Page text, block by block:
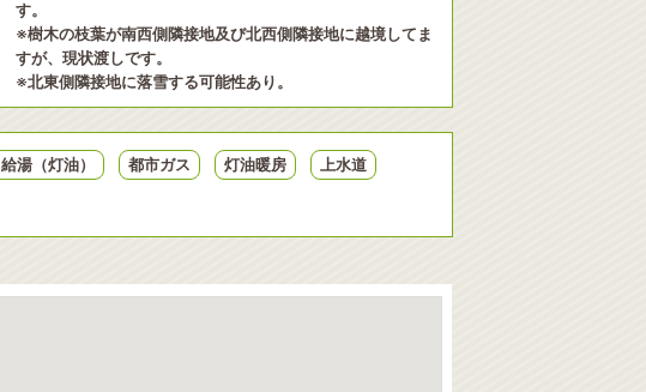
す。
※樹木の枝葉が南西側隣接地及び北西側隣接地に越境してま
すが、現状渡しです。
※北東側隣接地に落雪する可能性あり。
給湯（灯油） 都市ガス 灯油暖房 上水道